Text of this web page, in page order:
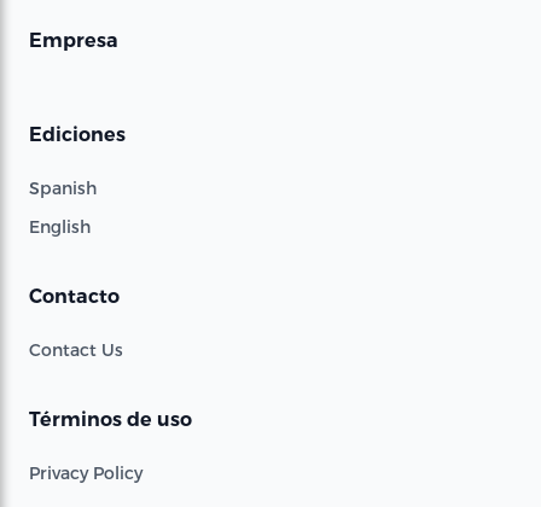
Empresa
Ediciones
Spanish
English
Contacto
Contact Us
Términos de uso
Privacy Policy